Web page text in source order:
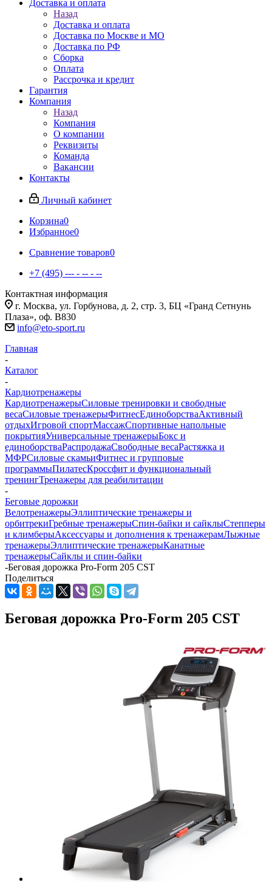
Доставка и оплата
Назад
Доставка и оплата
Доставка по Москве и МО
Доставка по РФ
Сборка
Оплата
Рассрочка и кредит
Гарантия
Компания
Назад
Компания
О компании
Реквизиты
Команда
Вакансии
Контакты
Личный кабинет
Корзина0
Избранное0
Сравнение товаров0
+7 (495) --- - -- - --
Контактная информация
г. Москва, ул. Горбунова, д. 2, стр. 3, БЦ «Гранд Сетнунь
Плаза», оф. В830
info@eto-sport.ru
Главная
-
Каталог
-
Кардиотренажеры
КардиотренажерыСиловые тренировки и свободные
весаСиловые тренажерыФитнесЕдиноборстваАктивный
отдыхИгровой спортМассажСпортивные напольные
покрытияУниверсальные тренажерыБокс и
единоборстваРаспродажаСвободные весаРастяжка и
МФРСиловые скамьиФитнес и групповые
программыПилатесКроссфит и функциональный
тренингТренажеры для реабилитации
-
Беговые дорожки
ВелотренажерыЭллиптические тренажеры и
орбитрекиГребные тренажерыСпин-байки и сайклыСтепперы
и климберыАксессуары и дополнения к тренажерамЛыжные
тренажерыЭллиптические тренажерыКанатные
тренажерыСайклы и спин-байки
-Беговая дорожка Pro-Form 205 CST
Поделиться
Беговая дорожка Pro-Form 205 CST